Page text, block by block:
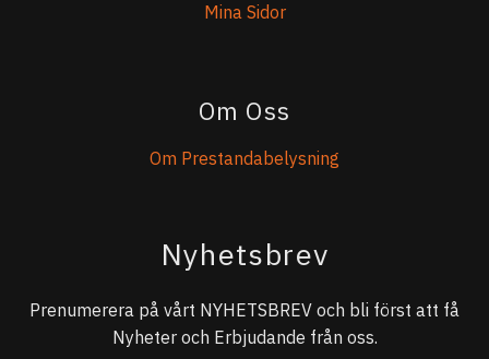
Mina Sidor
Om Oss
Om Prestandabelysning
Nyhetsbrev
Prenumerera på vårt NYHETSBREV och bli först att få
Nyheter och Erbjudande från oss.